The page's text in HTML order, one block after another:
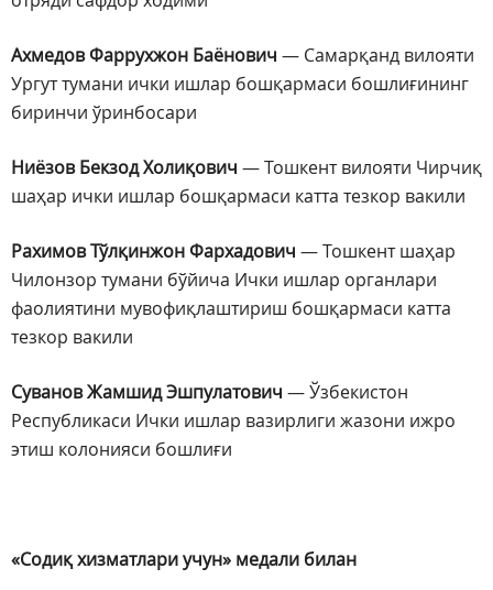
Ахмедов Фаррухжон Баёнович — Самарқанд вилояти
Ургут тумани ички ишлар бошқармаси бошлиғининг
биринчи ўринбосари
Ниёзов Бекзод Холиқович — Тошкент вилояти Чирчиқ
шаҳар ички ишлар бошқармаси катта тезкор вакили
Рахимов Тўлқинжон Фархадович — Тошкент шаҳар
Чилонзор тумани бўйича Ички ишлар органлари
фаолиятини мувофиқлаштириш бошқармаси катта
тезкор вакили
Суванов Жамшид Эшпулатович — Ўзбекистон
Республикаси Ички ишлар вазирлиги жазони ижро
этиш колонияси бошлиғи
«Содиқ хизматлари учун» медали билан